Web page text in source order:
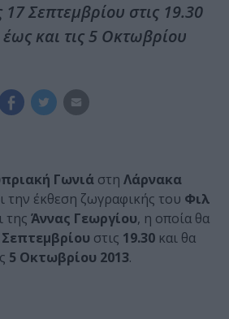
17 Σεπτεμβρίου στις 19.30
και τις 5 Οκτωβρίου
Γωνιά στη Λάρνακα
την έκθεση ζωγραφικής του Φιλ
της Άννας Γεωργίου, η οποία θα
Σεπτεμβρίου στις 19.30 και θα
5 Οκτωβρίου 2013.